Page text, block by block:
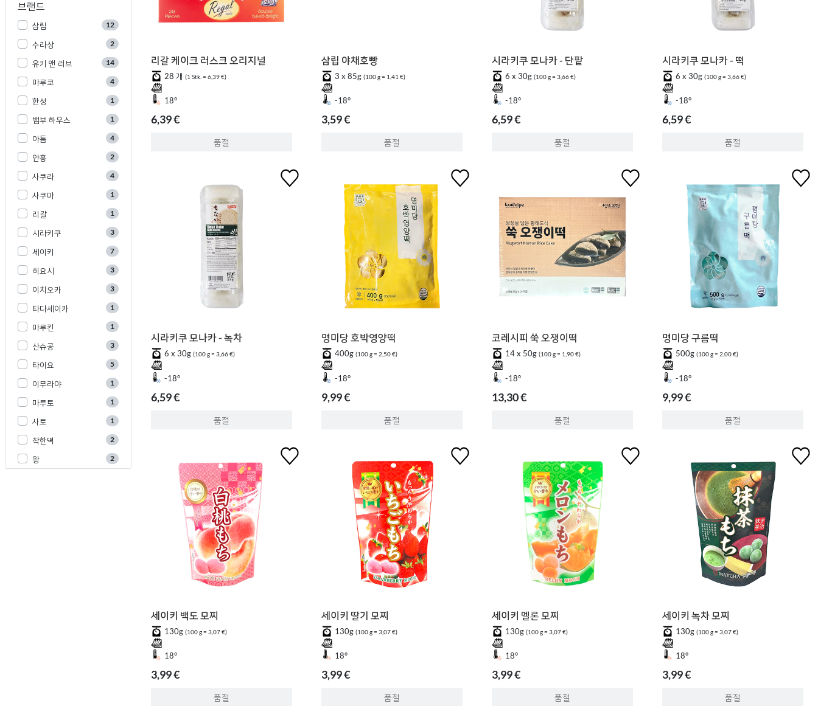
브랜드
삼립 12
수라상 2
유키 앤 러브 14
마루쿄 4
한성 1
뱀부 하우스 1
아톰 4
안흥 2
사쿠라 4
사쿠마 1
리갈 1
시라키쿠 3
세이키 7
히요시 3
이치오카 3
타다세이카 1
마루킨 1
산슈공 3
타이요 5
이무라야 1
마루토 1
사토 1
착한떡 2
왕 2
리갈 케이크 러스크 오리지널
28 개 (1 Stk. = 6,39 €)
18°
6,39 €
품절
삼립 야채호빵
3 x 85g (100 g = 1,41 €)
-18°
3,59 €
품절
시라키쿠 모나카 - 단팥
6 x 30g (100 g = 3,66 €)
-18°
6,59 €
품절
시라키쿠 모나카 - 떡
6 x 30g (100 g = 3,66 €)
-18°
6,59 €
품절
시라키쿠 모나카 - 녹차
6 x 30g (100 g = 3,66 €)
-18°
6,59 €
품절
명미당 호박영양떡
400g (100 g = 2,50 €)
-18°
9,99 €
품절
코레시피 쑥 오쟁이떡
14 x 50g (100 g = 1,90 €)
-18°
13,30 €
품절
명미당 구름떡
500g (100 g = 2,00 €)
-18°
9,99 €
품절
세이키 백도 모찌
130g (100 g = 3,07 €)
18°
3,99 €
품절
세이키 딸기 모찌
130g (100 g = 3,07 €)
18°
3,99 €
품절
세이키 멜론 모찌
130g (100 g = 3,07 €)
18°
3,99 €
품절
세이키 녹차 모찌
130g (100 g = 3,07 €)
18°
3,99 €
품절